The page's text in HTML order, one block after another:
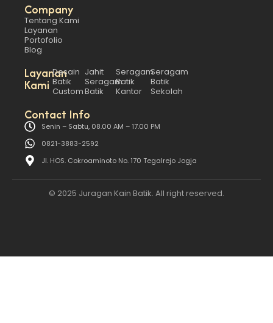
Company
Tentang Kami
Layanan
Portofolio
Blog
Layanan
Kami
Desain
Batik
Custom
Jahit
Seragam
Batik
Seragam
Batik
Kantor
Seragam
Batik
Sekolah
Contact Info
Senin – Sabtu, 08.00 AM – 17.00 PM
0821-3883-2592
Jl. HOS. Cokroaminoto No. 170 Tegalrejo Jogja
© 2025 Juragan Kain Batik. All right reserved.